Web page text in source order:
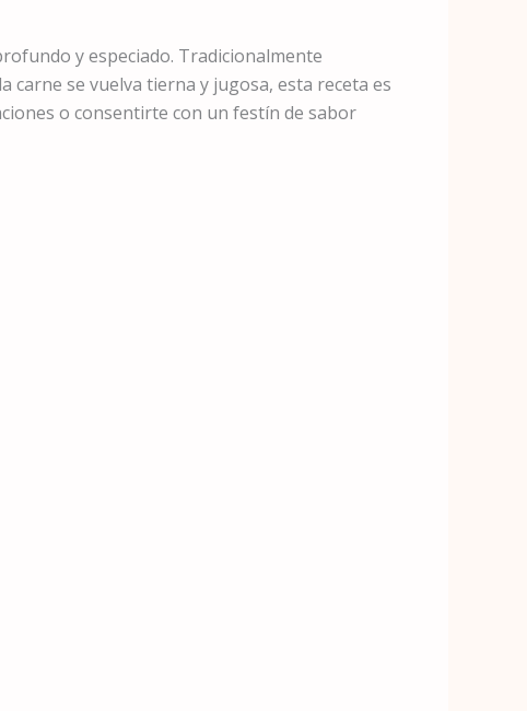
y especiado. Tradicionalmente
carne se vuelva tierna y jugosa, esta receta es
o consentirte con un festín de sabor